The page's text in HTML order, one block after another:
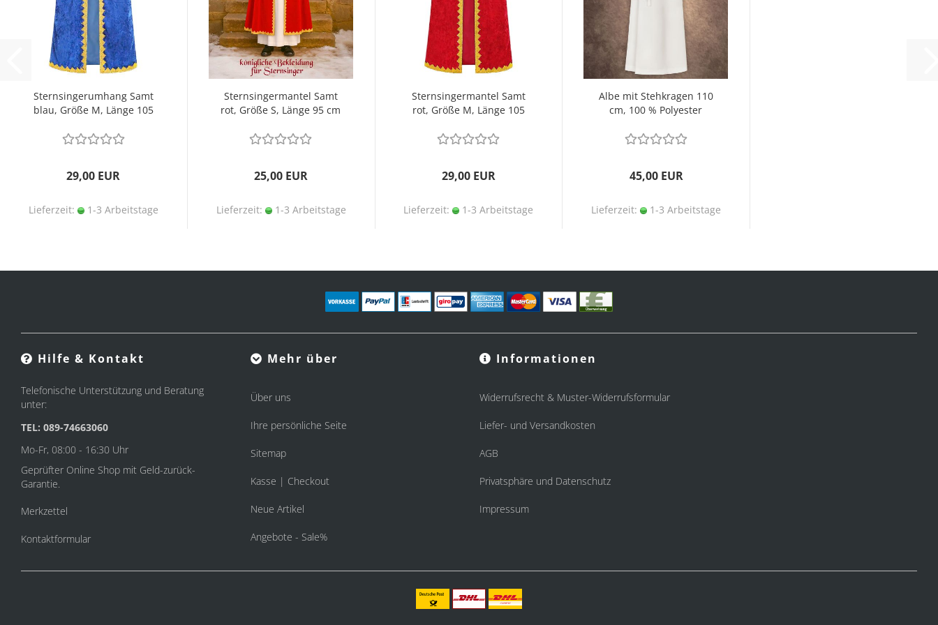
Sternsingerumhang Samt
blau, Größe M, Länge 105
29,00 EUR
Lieferzeit: 1-3 Arbeitstage
Sternsingermantel Samt
rot, Größe S, Länge 95 cm
25,00 EUR
Lieferzeit: 1-3 Arbeitstage
Sternsingermantel Samt
rot, Größe M, Länge 105
29,00 EUR
Lieferzeit: 1-3 Arbeitstage
Albe mit Stehkragen 110
cm, 100 % Polyester
45,00 EUR
Lieferzeit: 1-3 Arbeitstage
Hilfe & Kontakt
Telefonische Unterstützung und Beratung
unter:
TEL: 089-74663060
Mo-Fr, 08:00 - 16:30 Uhr
Geprüfter Online Shop mit Geld-zurück-
Garantie.
Merkzettel
Kontaktformular
Mehr über
Über uns
Ihre persönliche Seite
Sitemap
Kasse | Checkout
Neue Artikel
Angebote - Sale%
Informationen
Widerrufsrecht & Muster-Widerrufsformular
Liefer- und Versandkosten
AGB
Privatsphäre und Datenschutz
Impressum